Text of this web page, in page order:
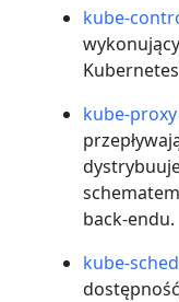
kube-
kube-proxy
schematem
back-endu.
kube-